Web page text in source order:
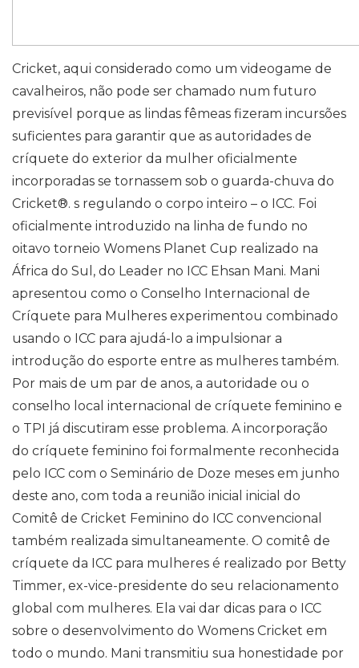
Cricket, aqui considerado como um videogame de
cavalheiros, não pode ser chamado num futuro
previsível porque as lindas fêmeas fizeram incursões
suficientes para garantir que as autoridades de
críquete do exterior da mulher oficialmente
incorporadas se tornassem sob o guarda-chuva do
Cricket®. s regulando o corpo inteiro – o ICC. Foi
oficialmente introduzido na linha de fundo no
oitavo torneio Womens Planet Cup realizado na
África do Sul, do Leader no ICC Ehsan Mani. Mani
apresentou como o Conselho Internacional de
Críquete para Mulheres experimentou combinado
usando o ICC para ajudá-lo a impulsionar a
introdução do esporte entre as mulheres também.
Por mais de um par de anos, a autoridade ou o
conselho local internacional de críquete feminino e
o TPI já discutiram esse problema. A incorporação
do críquete feminino foi formalmente reconhecida
pelo ICC com o Seminário de Doze meses em junho
deste ano, com toda a reunião inicial inicial do
Comitê de Cricket Feminino do ICC convencional
também realizada simultaneamente. O comitê de
críquete da ICC para mulheres é realizado por Betty
Timmer, ex-vice-presidente do seu relacionamento
global com mulheres. Ela vai dar dicas para o ICC
sobre o desenvolvimento do Womens Cricket em
todo o mundo. Mani transmitiu sua honestidade por